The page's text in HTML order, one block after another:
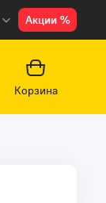
Акции %
Корзина